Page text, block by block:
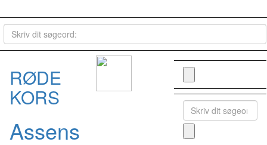
RØDE
KORS
Assens